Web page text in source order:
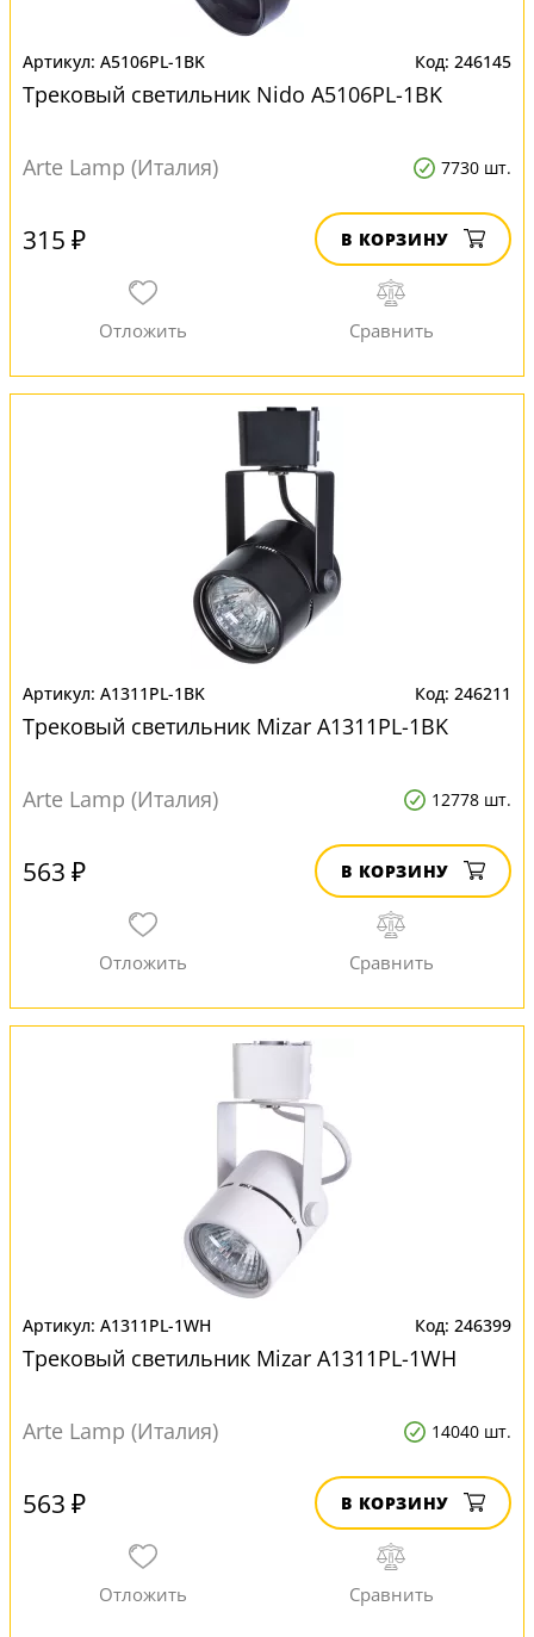
A5106PL-1BK 246145
Трековый светильник Nido A5106PL-1BK
Arte Lamp (Италия) 7730 шт.
315 ₽ В КОРЗИНУ
A1311PL-1BK 246211
Трековый светильник Mizar A1311PL-1BK
Arte Lamp (Италия) 12778 шт.
563 ₽ В КОРЗИНУ
A1311PL-1WH 246399
Трековый светильник Mizar A1311PL-1WH
Arte Lamp (Италия) 14040 шт.
563 ₽ В КОРЗИНУ